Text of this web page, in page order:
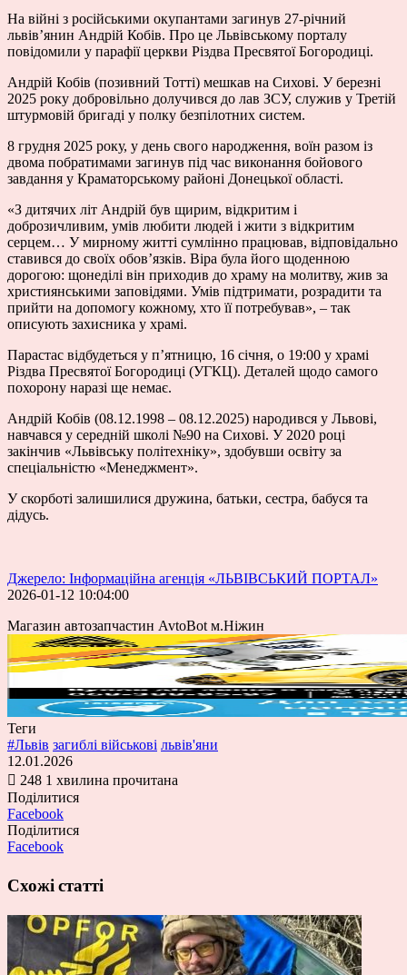
На війні з російськими окупантами загинув 27-річний
львів’янин Андрій Кобів. Про це Львівському порталу
повідомили у парафії церкви Різдва Пресвятої Богородиці.
Андрій Кобів (позивний Тотті) мешкав на Сихові. У березні
2025 року добровільно долучився до лав ЗСУ, служив у Третій
штурмовій бригаді у полку безпілотних систем.
8 грудня 2025 року, у день свого народження, воїн разом із
двома побратимами загинув під час виконання бойового
завдання у Краматорському районі Донецької області.
«З дитячих літ Андрій був щирим, відкритим і
доброзичливим, умів любити людей і жити з відкритим
серцем… У мирному житті сумлінно працював, відповідально
ставився до своїх обов’язків. Віра була його щоденною
дорогою: щонеділі він приходив до храму на молитву, жив за
християнськими заповідями. Умів підтримати, розрадити та
прийти на допомогу кожному, хто її потребував», – так
описують захисника у храмі.
Парастас відбудеться у пʼятницю, 16 січня, о 19:00 у храмі
Різдва Пресвятої Богородиці (УГКЦ). Деталей щодо самого
похорону наразі ще немає.
Андрій Кобів (08.12.1998 – 08.12.2025) народився у Львові,
навчався у середній школі №90 на Сихові. У 2020 році
закінчив «Львівську політехніку», здобувши освіту за
спеціальністю «Менеджмент».
У скорботі залишилися дружина, батьки, сестра, бабуся та
дідусь.
Джерело: Інформаційна агенція «ЛЬВІВСЬКИЙ ПОРТАЛ»
2026-01-12 10:04:00
Магазин автозапчастин AvtoBot м.Ніжин
Теги
#Львів загиблі військові львів'яни
12.01.2026
248 1 хвилина прочитана
Поділитися
Facebook
Поділитися
Facebook
Схожі статті